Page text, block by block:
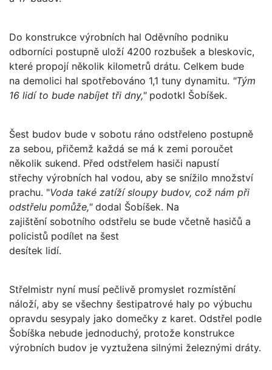
Do konstrukce výrobních hal Oděvního podniku
odborníci postupně uloží 4200 rozbušek a bleskovic,
které propojí několik kilometrů drátu. Celkem bude
na demolici hal spotřebováno 1,1 tuny dynamitu. "Tým
16 lidí to bude nabíjet tři dny," podotkl Šobíšek.
Šest budov bude v sobotu ráno odstřeleno postupně
za sebou, přičemž každá se má k zemi poroučet
několik sukend. Před odstřelem hasiči napustí
střechy výrobních hal vodou, aby se snížilo množství
prachu. "Voda také zatíží sloupy budov, což nám při
odstřelu pomůže," dodal Šobíšek. Na
zajištění sobotního odstřelu se bude včetně hasičů a
policistů podílet na šest
desítek lidí.
Střelmistr nyní musí pečlivě promyslet rozmístění
náloží, aby se všechny šestipatrové haly po výbuchu
opravdu sesypaly jako domečky z karet. Odstřel podle
Šobíška nebude jednoduchý, protože konstrukce
výrobních budov je vyztužena silnými železnými dráty.